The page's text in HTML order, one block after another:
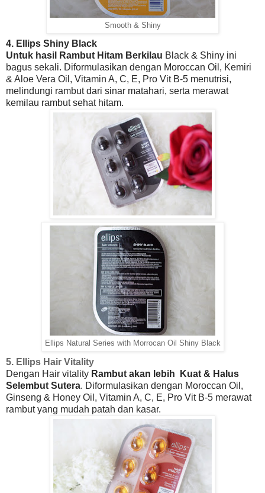
Smooth & Shiny
4. Ellips Shiny Black
Untuk hasil Rambut Hitam Berkilau Black & Shiny ini
bagus sekali. Diformulasikan dengan Moroccan Oil, Kemiri
& Aloe Vera Oil, Vitamin A, C, E, Pro Vit B-5 menutrisi,
melindungi rambut dari sinar matahari, serta merawat
kemilau rambut sehat hitam.
Ellips Natural Series with Morrocan Oil Shiny Black
5. Ellips Hair Vitality
Dengan Hair vitality Rambut akan lebih
Kuat & Halus
Selembut Sutera. Diformulasikan dengan Moroccan Oil,
Ginseng & Honey Oil, Vitamin A, C, E, Pro Vit B-5 merawat
rambut yang mudah patah dan kasar.